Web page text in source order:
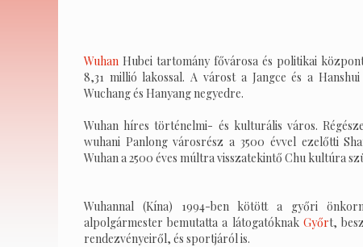
Wuhan Hubei tartomány fővárosa és politikai
8,31 millió lakossal. A várost a Jangce és a
Wuchang és Hanyang negyedre.
Wuhan híres történelmi- és kulturális város.
wuhani Panlong városrész a 3500 évvel ezelőtti
Wuhan a 2500 éves múltra visszatekintő Chu kultúra
Wuhannal (Kína) 1994-ben kötött a győri
alpolgármester bemutatta a látogatóknakGyőrt,
rendezvényeiről, és sportjáról is.